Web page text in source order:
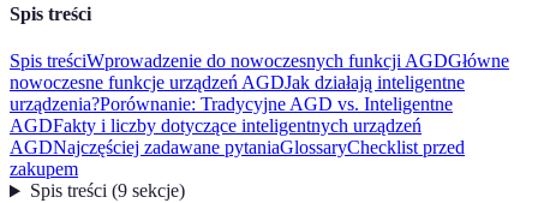
Spis treści
Spis treściWprowadzenie do nowoczesnych funkcji AGDGłówne
nowoczesne funkcje urządzeń AGDJak działają inteligentne
urządzenia?Porównanie: Tradycyjne AGD vs. Inteligentne
AGDFakty i liczby dotyczące inteligentnych urządzeń
AGDNajczęściej zadawane pytaniaGlossaryChecklist przed
zakupem
Spis treści(9 sekcje)